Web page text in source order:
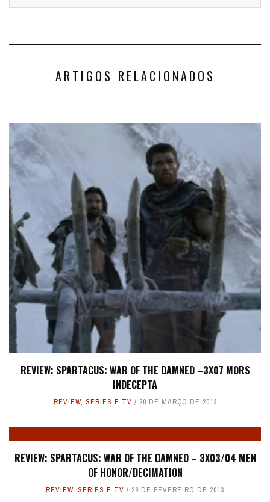
ARTIGOS RELACIONADOS
REVIEW: SPARTACUS: WAR OF THE DAMNED –3X07 MORS
INDECEPTA
REVIEW, SÉRIES E TV 20 DE MARÇO DE 2013
REVIEW: SPARTACUS: WAR OF THE DAMNED – 3X03/04 MEN
OF HONOR/DECIMATION
REVIEW, SÉRIES E TV 28 DE FEVEREIRO DE 2013